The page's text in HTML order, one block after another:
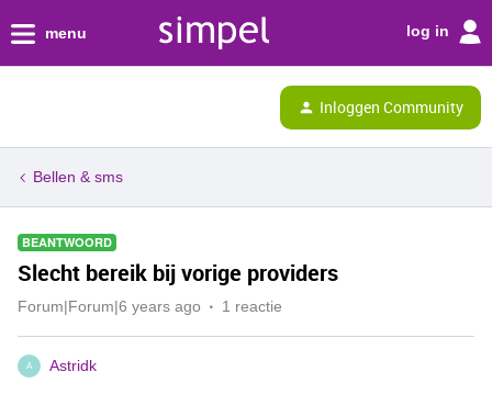
menu log in
Inloggen Community
Bellen & sms
BEANTWOORD
Slecht bereik bij vorige providers
Forum|Forum|6 years ago 1 reactie
A Astridk